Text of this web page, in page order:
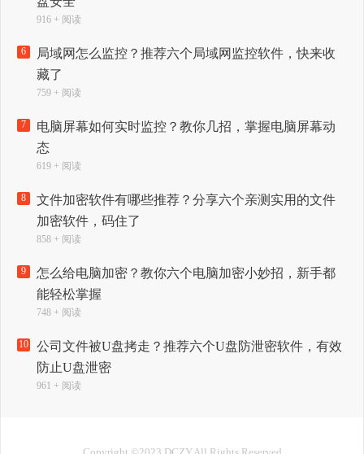
916 + 阅读
6
局域网怎么监控？推荐六个局域网监控软件，快来收
藏了
759 + 阅读
7
电脑屏幕如何实时监控？教你几招，掌握电脑屏幕动
态
619 + 阅读
8
文件加密软件有哪些推荐？分享六个亲测实用的文件
加密软件，码住了
858 + 阅读
9
怎么给电脑加密？教你六个电脑加密小妙招，新手都
能轻松掌握
748 + 阅读
10
公司文件被U盘拷走？推荐六个U盘防泄密软件，有效
防止U盘泄密
961 + 阅读